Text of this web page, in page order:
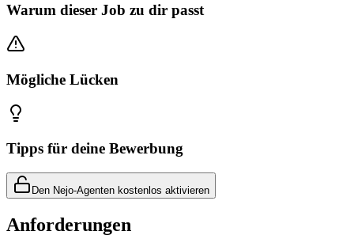
Warum dieser Job zu dir passt
Mögliche Lücken
Tipps für deine Bewerbung
Den Nejo-Agenten kostenlos aktivieren
Anforderungen